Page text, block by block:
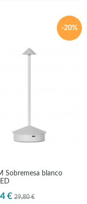
-20%
Sobremesa blanco
€ 29,80 €